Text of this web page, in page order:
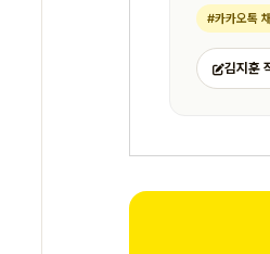
#카카오톡
김지훈